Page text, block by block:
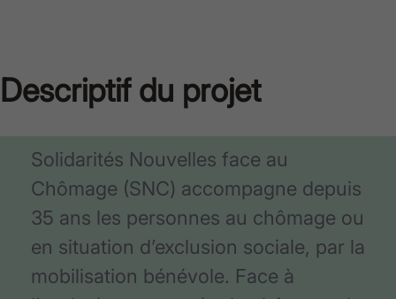
Descriptif du projet
Solidarités Nouvelles face au
Chômage (SNC) accompagne depuis
35 ans les personnes au chômage ou
en situation d’exclusion sociale, par la
mobilisation bénévole. Face à